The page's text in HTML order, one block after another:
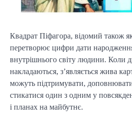
Квадрат Піфагора, відомий також
перетворює цифри дати
внутрішнього світу людини. Коли
накладаються, з’являється жива
можуть підтримувати,
стикатися один з одним у
і планах на майбутнє.